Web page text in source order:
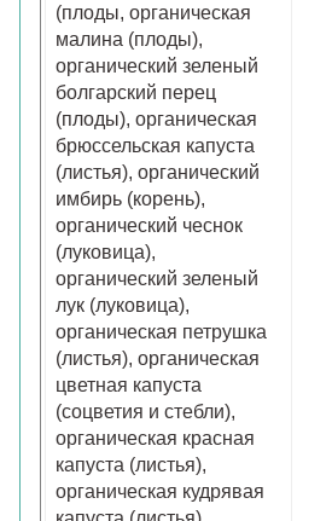
(плоды, органическая
малина (плоды),
органический зеленый
болгарский перец
(плоды), органическая
брюссельская капуста
(листья), органический
имбирь (корень),
органический чеснок
(луковица),
органический зеленый
лук (луковица),
органическая петрушка
(листья), органическая
цветная капуста
(соцветия и стебли),
органическая красная
капуста (листья),
органическая кудрявая